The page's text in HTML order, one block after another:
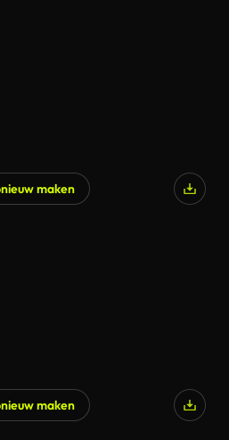
maken
maken